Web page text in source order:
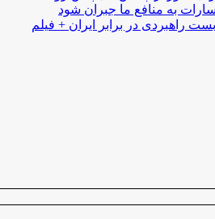
به منافع ما جبران شود
راهبردی در برابر ایران + فیلم